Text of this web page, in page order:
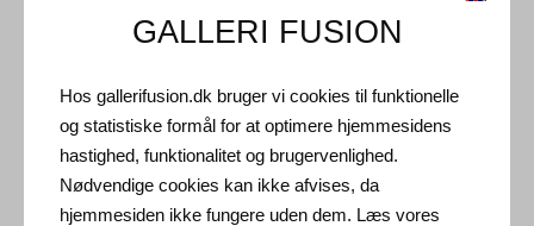
Leveringstid: 3-5 hverdage inden for Danmark.
Forsendelse: Salgsprisen er inklusiv levering. Læs
handelsbetingelser
Håndtering: Sendes sikkert og forsikret. Mere information
GALLERI FUSION
Hos gallerifusion.dk bruger vi cookies til funktionelle
og statistiske formål for at optimere hjemmesidens
hastighed, funktionalitet og brugervenlighed.
Nødvendige cookies kan ikke afvises, da
hjemmesiden ikke fungere uden dem. Læs vores